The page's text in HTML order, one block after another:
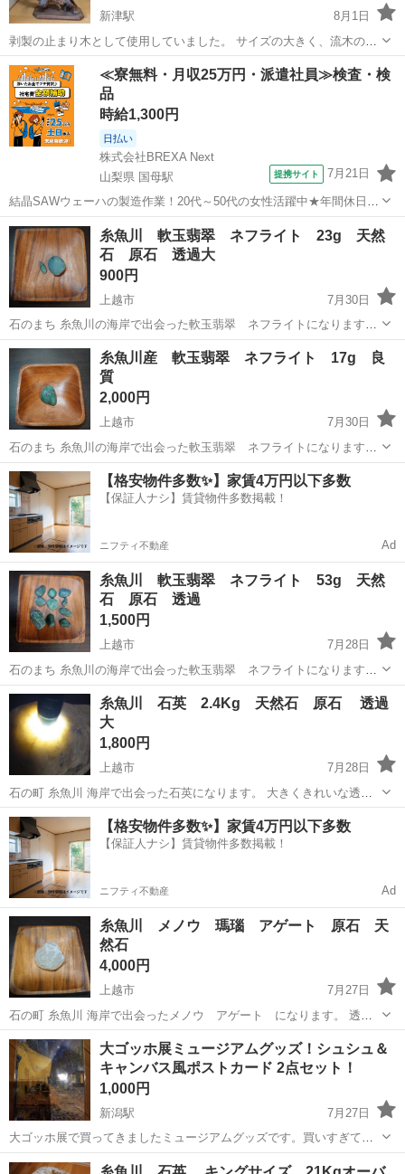
新津駅
8月1日
剥製の止まり木として使用していました。 サイズの大きく、流木の
荒々しさがカッコイイです。 高さ80 幅90 奥行き65センチ程です。
新潟 新潟市 新津駅 インテリア雑貨/小物
≪寮無料・月収25万円・派遣社員≫検査・検
品
時給1,300円
日払い
株式会社BREXA Next
山梨県 国母駅
提携サイト 7月21日
結晶SAWウェーハの製造作業！20代～50代の女性活躍中★年間休日
120日＆土日祝休み！クリーンルーム内でのお仕事！日払い制度利用可
◎正社員登用制度あり！マイカー通勤可！《山梨県中巨摩郡昭和町》
人気の工場のお仕事 ◇結晶...
山梨 国母駅 その他
糸魚川 軟玉翡翠 ネフライト 23g 天然
石 原石 透過大
900円
上越市
7月30日
石のまち 糸魚川の海岸で出会った軟玉翡翠 ネフライトになります。
大きな透過が見られます。ぜひお部屋を暗くしてお楽しみくださいっ
サイズ 比較写真 4枚目 100円玉を置いてみました。参考にどう
ぞ。 重量 23g ...
新潟 上越市 インテリア雑貨/小物
糸魚川産 軟玉翡翠 ネフライト 17g 良
質
2,000円
上越市
7月30日
石のまち 糸魚川の海岸で出会った軟玉翡翠 ネフライトになります。
3cm程度 重量 17g ※4枚目写真 下からライトを当てています。たい
へんきれいな透過が見られます。 全体的に大きめでしっかりとした透
過が見られます...
新潟 上越市 インテリア雑貨/小物 翡翠
【格安物件多数✨】家賃4万円以下多数
【保証人ナシ】賃貸物件多数掲載！
ニフティ不動産 Ad
糸魚川 軟玉翡翠 ネフライト 53g 天然
石 原石 透過
1,500円
上越市
7月28日
石のまち 糸魚川の海岸で出会った軟玉翡翠 ネフライトになります。
10個セット 小さい透過〜大きな透過まで色々 重量 53g 写真5枚
目 サイズ比較に100円玉を置いています。参考にどうぞ。 ネフライ
ト上品な色合い...
新潟 上越市 インテリア雑貨/小物 翡翠
糸魚川 石英 2.4Kg 天然石 原石 透過
大
1,800円
上越市
7月28日
石の町 糸魚川 海岸で出会った石英になります。 大きくきれいな透過
が見られます。 19cm×11cm×10cm程度 重量 2.4kg 【石英】 石英は
二酸化ケイ素からなる鉱物で、石英の結晶が水晶です。 白 黒 ...
新潟 上越市 インテリア雑貨/小物 天然石
【格安物件多数✨】家賃4万円以下多数
【保証人ナシ】賃貸物件多数掲載！
ニフティ不動産 Ad
糸魚川 メノウ 瑪瑙 アゲート 原石 天
然石
4,000円
上越市
7月27日
石の町 糸魚川 海岸で出会ったメノウ アゲート になります。 透過
大 どの角度からでも光をよく通します。 4.5cm × 5.0cm × 3.5cm程
度 重量 89g メノウにしてはなかな目にしないゴロっと大き...
新潟 上越市 インテリア雑貨/小物 天然石
大ゴッホ展ミュージアムグッズ！シュシュ＆
キャンバス風ポストカード 2点セット！
1,000円
新潟駅
7月27日
大ゴッホ展で買ってきましたミュージアムグッズです。買いすぎてし
まったため売りたいです。 シュシュは袋を開けてしまいましたが、未
新潟 新潟市 新潟駅 インテリア雑貨/小物